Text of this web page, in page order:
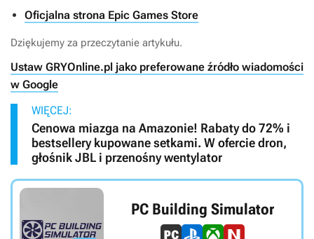
Oficjalna strona Epic Games Store
Dziękujemy za przeczytanie artykułu.
Ustaw GRYOnline.pl jako preferowane źródło wiadomości
w Google
WIĘCEJ:
Cenowa miazga na Amazonie! Rabaty do 72% i
bestsellery kupowane setkami. W ofercie dron,
głośnik JBL i przenośny wentylator
PC Building Simulator